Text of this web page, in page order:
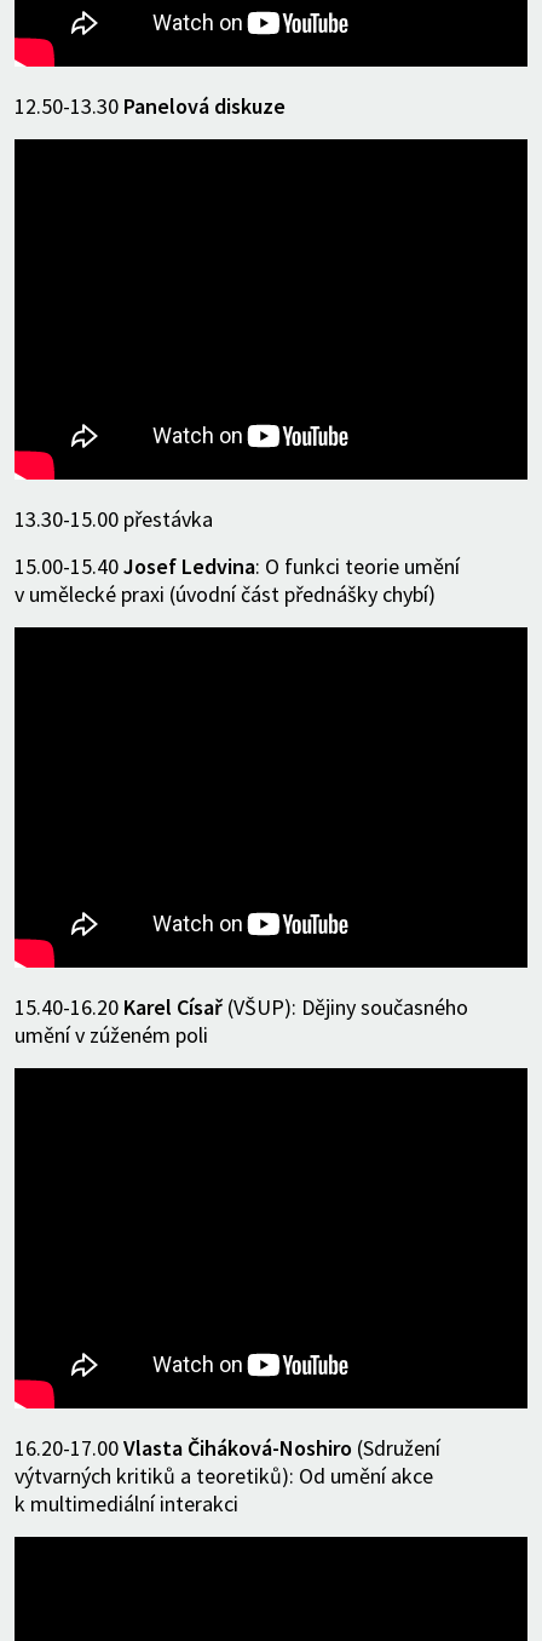
12.50-13.30 Panelová diskuze
13.30-15.00 přestávka
15.00-15.40Josef Ledvina: O funkci teorie umění
v umělecké praxi (úvodní část přednášky chybí)
15.40-16.20 Karel Císař (VŠUP): Dějiny současného
umění v zúženém poli
16.20-17.00Vlasta Čiháková-Noshiro (Sdružení
výtvarných kritiků a teoretiků): Od umění akce
k multimediální interakci